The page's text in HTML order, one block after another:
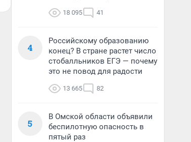
18 095 41
4
Российскому образованию
конец? В стране растет число
стобалльников ЕГЭ — почему
это не повод для радости
13 665 82
5
В Омской области объявили
беспилотную опасность в
пятый раз